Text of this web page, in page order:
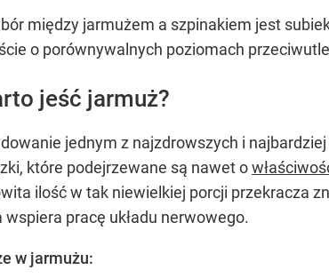
między jarmużem a szpinakiem jest
o porównywalnych poziomach
jeść jarmuż?
jednym z najzdrowszych i
które podejrzewane są nawet o
ilość w tak niewielkiej porcji przekracza
pracę układu nerwowego.
w jarmużu: